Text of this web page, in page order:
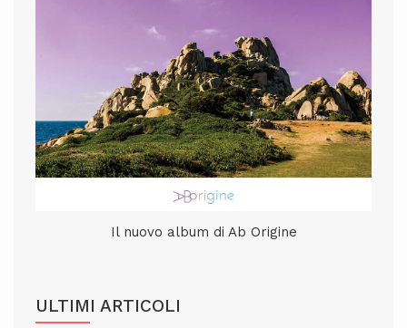
Il nuovo album di Ab Origine
ULTIMI ARTICOLI